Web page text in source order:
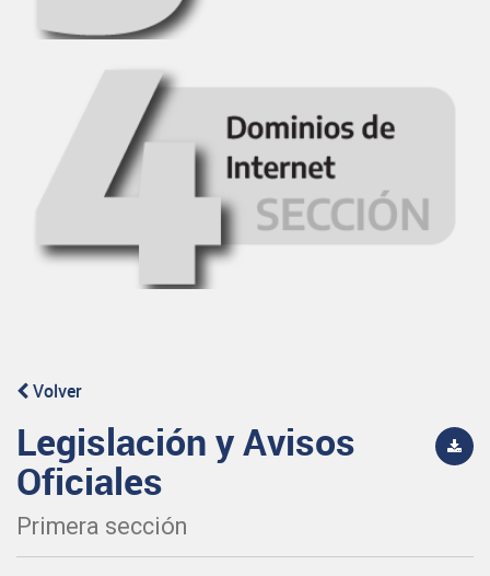
Volver
Legislación y Avisos
Oficiales
Primera sección